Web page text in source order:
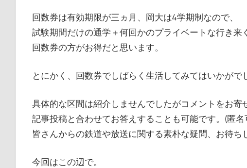
回数券は有効期限が三ヵ月、岡大は4学期制なので、
試験期間だけの通学＋何回かのプライベートな行き来
回数券の方がお得だと思います。
とにかく、回数券でしばらく生活してみてはいかがで
具体的な区間は紹介しませんでしたがコメントをお寄
記事投稿と合わせてお答えすることも可能です。(匿名
皆さんからの鉄道や放送に関する素朴な疑問、お待ち
今回はこの辺で。